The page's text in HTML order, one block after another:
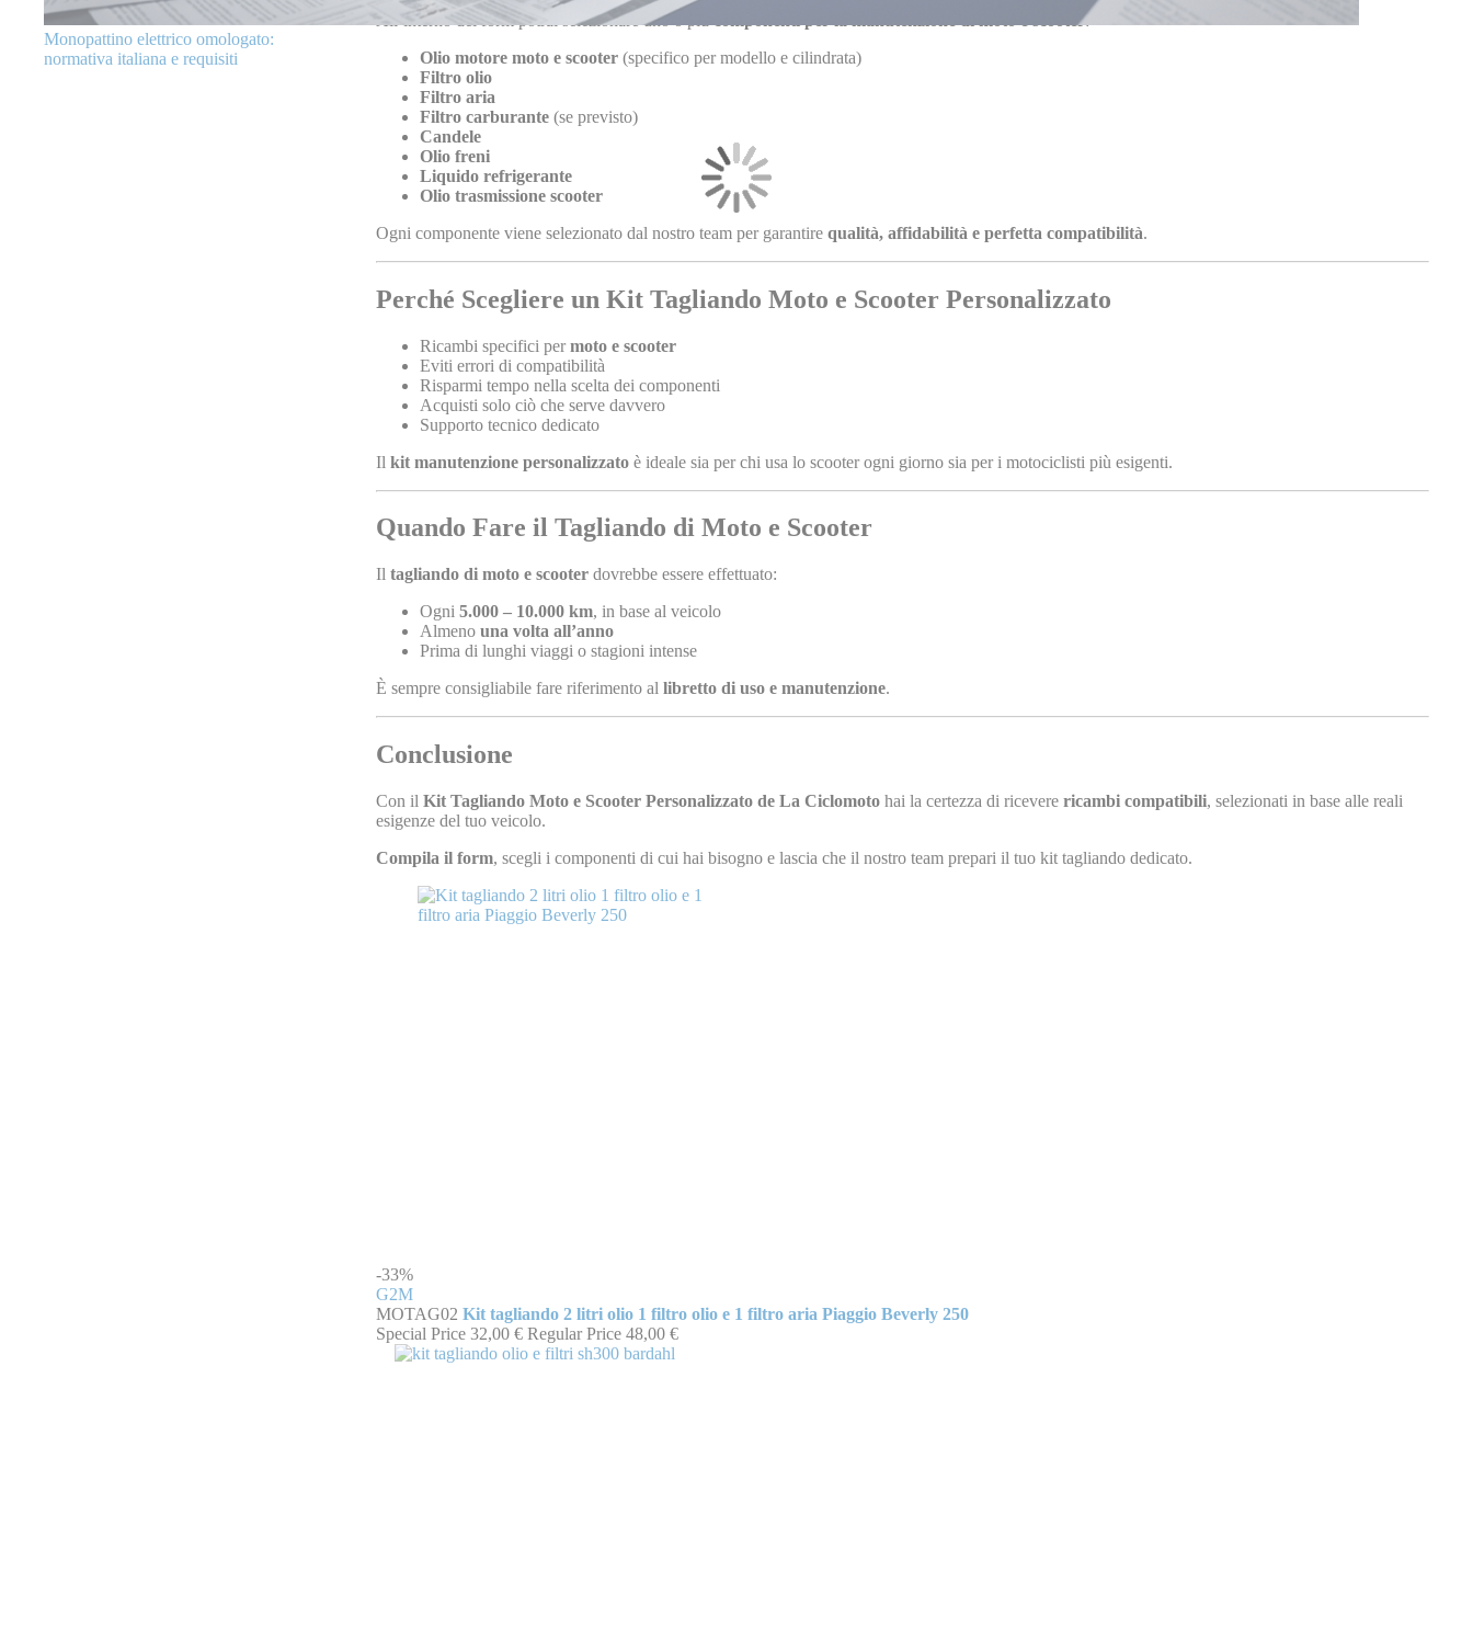
All’interno del form potrai selezionare uno o più componenti per la manutenzione di moto e scooter:
Olio motore moto e scooter (specifico per modello e cilindrata)
Filtro olio
Filtro aria
Filtro carburante (se previsto)
Candele
Olio freni
Liquido refrigerante
Olio trasmissione scooter
Ogni componente viene selezionato dal nostro team per garantirequalità, affidabilità e perfetta compatibilità.
Perché Scegliere un Kit Tagliando Moto e Scooter Personalizzato
Ricambi specifici permoto e scooter
Eviti errori di compatibilità
Risparmi tempo nella scelta dei componenti
Acquisti solo ciò che serve davvero
Supporto tecnico dedicato
Ilkit manutenzione personalizzato è ideale sia per chi usa lo scooter ogni giorno sia per i motociclisti più esigenti.
Quando Fare il Tagliando di Moto e Scooter
Iltagliando di moto e scooter dovrebbe essere effettuato:
Ogni5.000 – 10.000 km, in base al veicolo
Almenouna volta all’anno
Prima di lunghi viaggi o stagioni intense
È sempre consigliabile fare riferimento allibretto di uso e manutenzione.
Conclusione
Con ilKit Tagliando Moto e Scooter Personalizzato de La Ciclomoto hai la certezza di riceverericambi compatibili, selezionati in base alle reali
esigenze del tuo veicolo.
Compila il form, scegli i componenti di cui hai bisogno e lascia che il nostro team prepari il tuo kit tagliando dedicato.
-33%
G2M
MOTAG02Kit tagliando 2 litri olio 1 filtro olio e 1 filtro aria Piaggio Beverly 250
Special Price 32,00 € Regular Price 48,00 €
Monopattino elettrico omologato:
normativa italiana e requisiti